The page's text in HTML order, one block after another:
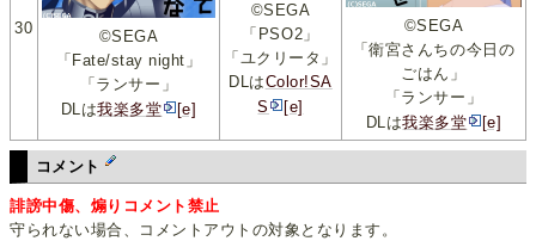
30
©SEGA
「Fate/stay night」
「ランサー」
DLは我楽多堂 [e]
©SEGA
「PSO2」
「ユクリータ」
DLはColor!SA
S
[e]
©SEGA
「衛宮さんちの今日の
ごはん」
「ランサー」
DLは我楽多堂 [e]
コメント
誹謗中傷、煽りコメント禁止
守られない場合、コメントアウトの対象となります。